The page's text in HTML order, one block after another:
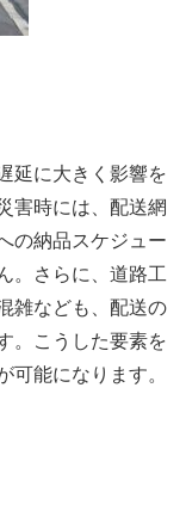
延に大きく影響を
害時には、配送網
の納品スケジュー
。さらに、道路工
雑なども、配送の
。こうした要素を
可能になります。